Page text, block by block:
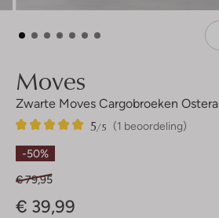
Moves
Zwarte Moves Cargobroeken Ostera
(1 beoordeling)
5/5
1
5
Sterren
-50%
€ 79,95
€ 39,99